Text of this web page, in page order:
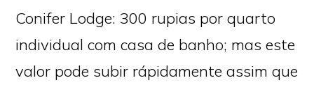
Conifer Lodge: 300 rupias por quarto
individual com casa de banho; mas este
valor pode subir rápidamente assim que